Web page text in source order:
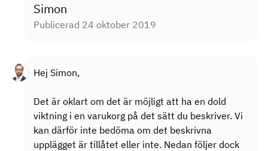
Simon
Publicerad 24 oktober 2019
Hej Simon,
Det är oklart om det är möjligt att ha en dold
viktning i en varukorg på det sätt du beskriver. Vi
kan därför inte bedöma om det beskrivna
upplägget är tillåtet eller inte. Nedan följer dock